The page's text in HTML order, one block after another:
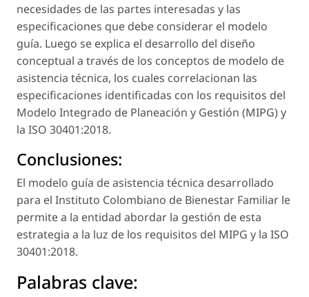
necesidades de las partes interesadas y las
especificaciones que debe considerar el modelo
guía. Luego se explica el desarrollo del diseño
conceptual a través de los conceptos de modelo de
asistencia técnica, los cuales correlacionan las
especificaciones identificadas con los requisitos del
Modelo Integrado de Planeación y Gestión (MIPG) y
la ISO 30401:2018.
Conclusiones:
El modelo guía de asistencia técnica desarrollado
para el Instituto Colombiano de Bienestar Familiar le
permite a la entidad abordar la gestión de esta
estrategia a la luz de los requisitos del MIPG y la ISO
30401:2018.
Palabras clave: